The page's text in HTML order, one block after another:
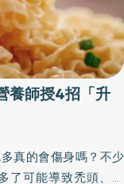
養師授4招「升
真的會傷身嗎？不少
可能導致禿頭、掉